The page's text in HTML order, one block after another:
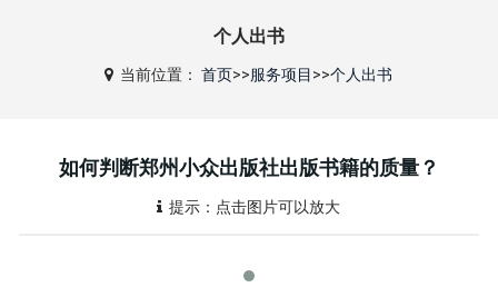
个人出书
当前位置：首页>>服务项目 >>个人出书
如何判断郑州小众出版社出版书籍的质量？
提示：点击图片可以放大